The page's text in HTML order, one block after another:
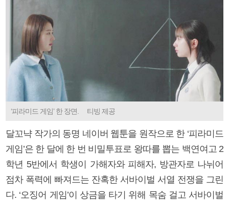
‘피라미드 게임’ 한 장면. 티빙 제공
달꼬냑 작가의 동명 네이버 웹툰을 원작으로 한 ‘피라미드
게임’은 한 달에 한 번 비밀투표로 왕따를 뽑는 백연여고 2
학년 5반에서 학생이 가해자와 피해자, 방관자로 나뉘어
점차 폭력에 빠져드는 잔혹한 서바이벌 서열 전쟁을 그린
다. ‘오징어 게임’이 상금을 타기 위해 목숨 걸고 서바이벌